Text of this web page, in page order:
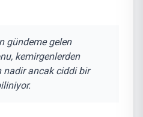
gündeme gelen
kemirgenlerden
ancak ciddi bir